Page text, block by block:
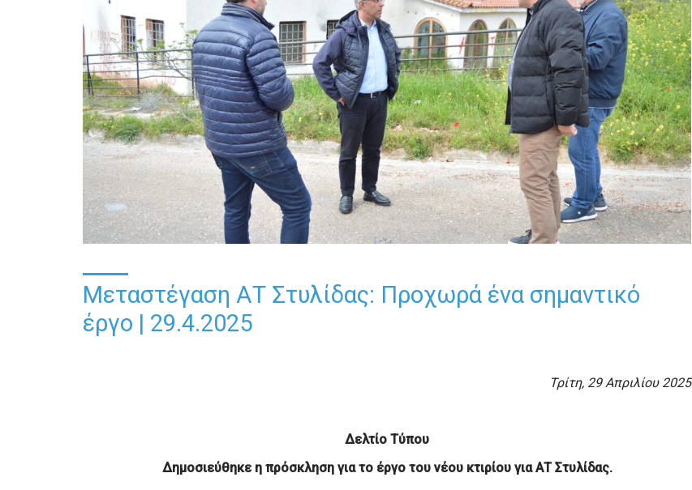
Μεταστέγαση ΑΤ Στυλίδας: Προχωρά ένα σημαντικό
έργο | 29.4.2025
Τρίτη, 29 Απριλίου2025
Δελτίο Τύπου
Δημοσιεύθηκε η πρόσκληση για το έργο του νέου κτιρίου γιαΑΤ Στυλίδας.